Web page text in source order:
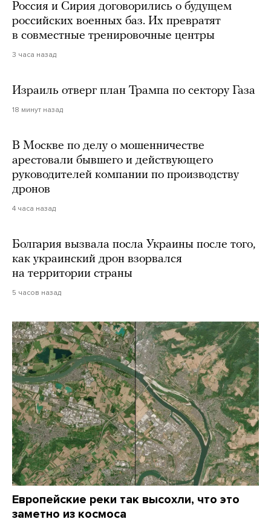
Россия и Сирия договорились о будущем
российских военных баз. Их превратят
в совместные тренировочные центры
3 часа назад
Израиль отверг план Трампа по сектору Газа
18 минут назад
В Москве по делу о мошенничестве
арестовали бывшего и действующего
руководителей компании по производству
дронов
4 часа назад
Болгария вызвала посла Украины после того,
как украинский дрон взорвался
на территории страны
5 часов назад
Европейские реки так высохли, что это
заметно из космоса